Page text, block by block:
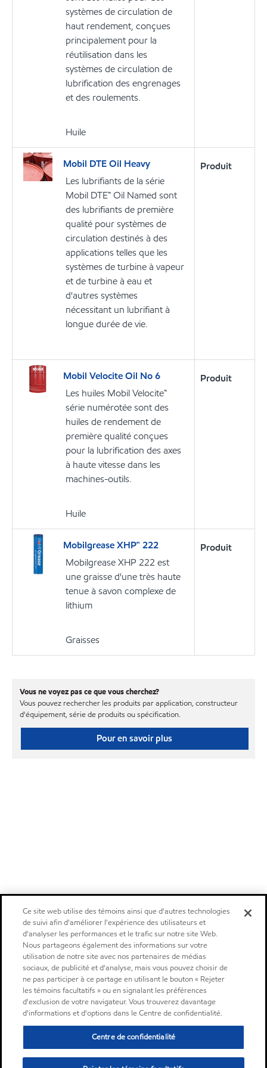
systèmes de circulation de
haut rendement, conçues
principalement pour la
réutilisation dans les
systèmes de circulation de
lubrification des engrenages
et des roulements.
Huile
Mobil DTE Oil Heavy
Les lubrifiants de la série
Mobil DTE™ Oil Named sont
des lubrifiants de première
qualité pour systèmes de
circulation destinés à des
applications telles que les
systèmes de turbine à vapeur
et de turbine à eau et
d'autres systèmes
nécessitant un lubrifiant à
longue durée de vie.
Produit
Mobil Velocite Oil No 6
Les huiles Mobil Velocite™
série numérotée sont des
huiles de rendement de
première qualité conçues
pour la lubrification des axes
à haute vitesse dans les
machines-outils.
Huile
Produit
Mobilgrease XHP🅪 222
Mobilgrease XHP 222 est
une graisse d'une très haute
tenue à savon complexe de
lithium
Graisses
Produit
Vous ne voyez pas ce que vous cherchez?
Vous pouvez rechercher les produits par application, constructeur
d'équipement, série de produits ou spécification.
Pour en savoir plus
Ce site web utilise des témoins ainsi que d'autres technologies
de suivi afin d'améliorer l'expérience des utilisateurs et
d'analyser les performances et le trafic sur notre site Web.
Nous partageons également des informations sur votre
utilisation de notre site avec nos partenaires de médias
sociaux, de publicité et d'analyse, mais vous pouvez choisir de
ne pas participer à ce partage en utilisant le bouton « Rejeter
les témoins facultatifs » ou en signalant les préférences
d'exclusion de votre navigateur. Vous trouverez davantage
d'informations et d'options dans le Centre de confidentialité.
Centre de confidentialité